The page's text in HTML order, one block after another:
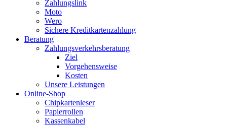
Zahlungslink
Moto
Wero
Sichere Kreditkartenzahlung
Beratung
Zahlungsverkehrsberatung
Ziel
Vorgehensweise
Kosten
Unsere Leistungen
Online-Shop
Chipkartenleser
Papierrollen
Kassenkabel